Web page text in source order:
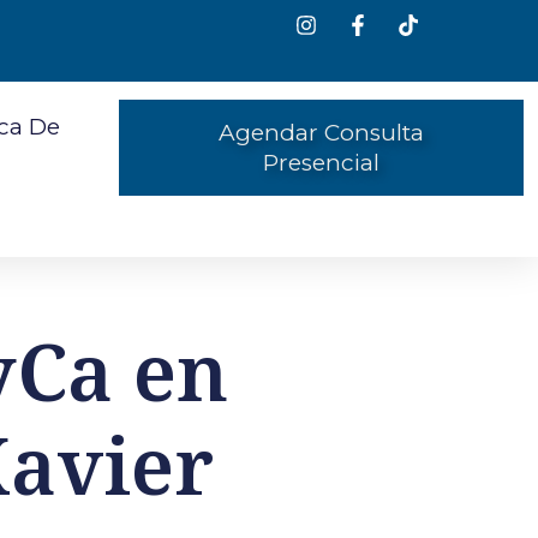
De
Agendar Consulta
Presencial
en